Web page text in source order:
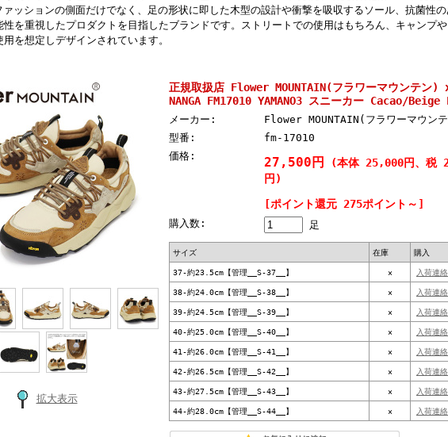
ァッションの側面だけでなく、足の形状に即した木型の設計や衝撃を吸収するソール、抗菌性の
性を重視したプロダクトを目指したブランドです。ストリートでの使用はもちろん、キャンプや
用を想定しデザインされています。
拡大表示
正規取扱店 Flower MOUNTAIN(フラワーマウンテン)
NANGA FM17010 YAMANO3 スニーカー Cacao/Beige
メーカー:
Flower MOUNTAIN(フラワーマウン
型番:
fm-17010
価格:
27,500円
(本体 25,000円、税
円)
[ポイント還元 275ポイント～]
購入数: 足
サイズ 在庫 購入
37-約23.5cm【管理__S-37__】 × 入荷連
38-約24.0cm【管理__S-38__】 × 入荷連
39-約24.5cm【管理__S-39__】 × 入荷連
40-約25.0cm【管理__S-40__】 × 入荷連
41-約26.0cm【管理__S-41__】 × 入荷連
42-約26.5cm【管理__S-42__】 × 入荷連
43-約27.5cm【管理__S-43__】 × 入荷連
44-約28.0cm【管理__S-44__】 × 入荷連